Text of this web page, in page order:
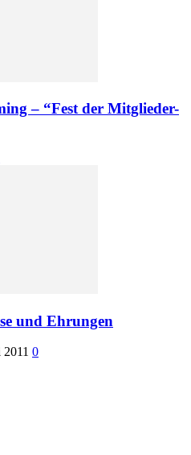
– “Fest der Mitglieder-
und Ehrungen
0